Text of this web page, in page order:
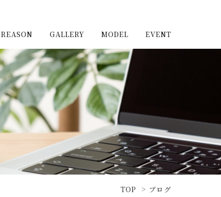
REASON GALLERY
施工実例（新築）
施工実例（リノベーショ
ン）
MODEL
浦和住宅公園
浦和住宅展示場Miraizu
大宮北ハウジングステージ
EVENT
TOP ブログ